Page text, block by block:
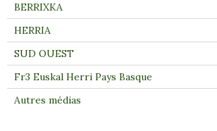
BERRIXKA
HERRIA
SUD OUEST
Fr3 Euskal Herri Pays Basque
Autres médias